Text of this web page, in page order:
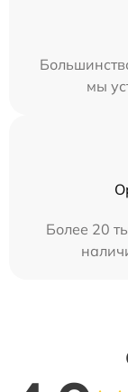
мы
Более 20